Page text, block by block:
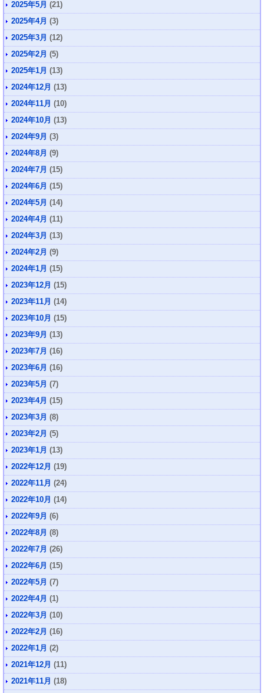
2025年5月 (21)
2025年4月 (3)
2025年3月 (12)
2025年2月 (5)
2025年1月 (13)
2024年12月 (13)
2024年11月 (10)
2024年10月 (13)
2024年9月 (3)
2024年8月 (9)
2024年7月 (15)
2024年6月 (15)
2024年5月 (14)
2024年4月 (11)
2024年3月 (13)
2024年2月 (9)
2024年1月 (15)
2023年12月 (15)
2023年11月 (14)
2023年10月 (15)
2023年9月 (13)
2023年7月 (16)
2023年6月 (16)
2023年5月 (7)
2023年4月 (15)
2023年3月 (8)
2023年2月 (5)
2023年1月 (13)
2022年12月 (19)
2022年11月 (24)
2022年10月 (14)
2022年9月 (6)
2022年8月 (8)
2022年7月 (26)
2022年6月 (15)
2022年5月 (7)
2022年4月 (1)
2022年3月 (10)
2022年2月 (16)
2022年1月 (2)
2021年12月 (11)
2021年11月 (18)